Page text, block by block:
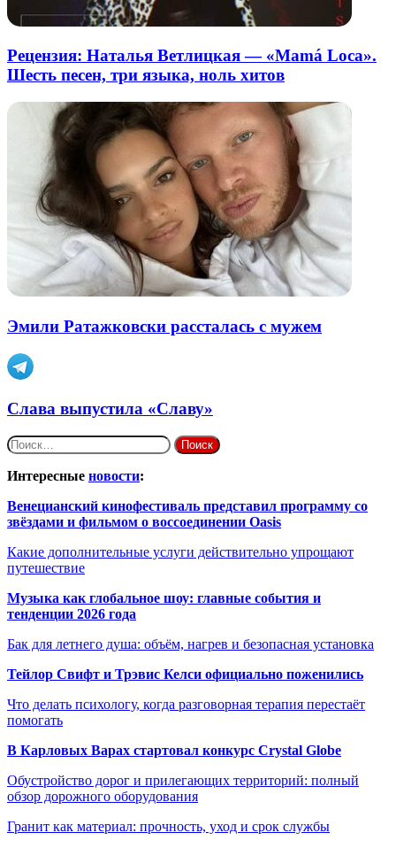
Рецензия: Наталья Ветлицкая — «Mamá Loca».
Шесть песен, три языка, ноль хитов
Эмили Ратажковски рассталась с мужем
Слава выпустила «Славу»
Найти:
Интересные новости:
Венецианский кинофестиваль представил программу со
звёздами и фильмом о воссоединении Oasis
Какие дополнительные услуги действительно упрощают
путешествие
Музыка как глобальное шоу: главные события и
тенденции 2026 года
Бак для летнего душа: объём, нагрев и безопасная установка
Тейлор Свифт и Трэвис Келси официально поженились
Что делать психологу, когда разговорная терапия перестаёт
помогать
В Карловых Варах стартовал конкурс Crystal Globe
Обустройство дорог и прилегающих территорий: полный
обзор дорожного оборудования
Гранит как материал: прочность, уход и срок службы